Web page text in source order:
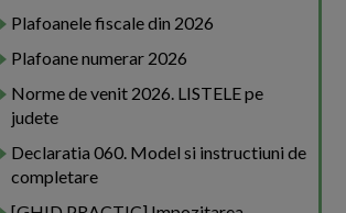
Plafoanele fiscale din 2026
Plafoane numerar 2026
Norme de venit 2026. LISTELE pe
judete
Declaratia 060. Model si instructiuni de
completare